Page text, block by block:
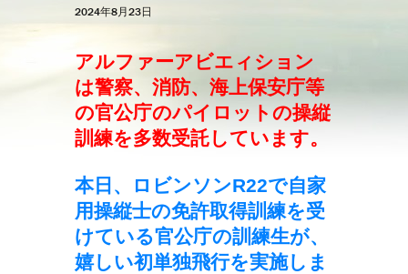
2024年8月23日
アルファーアビエィション
は警察、消防、海上保安庁等
の官公庁のパイロットの操縦
訓練を多数受託しています。
本日、ロビンソンR22で自家
用操縦士の免許取得訓練を受
けている官公庁の訓練生が、
嬉しい初単独飛行を実施しま